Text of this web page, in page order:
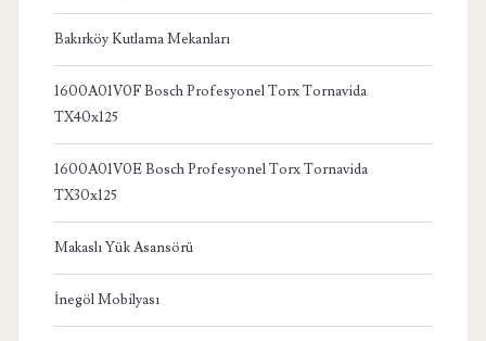
Bakırköy Kutlama Mekanları
1600A01V0F Bosch Profesyonel Torx Tornavida
TX40x125
1600A01V0E Bosch Profesyonel Torx Tornavida
TX30x125
Makaslı Yük Asansörü
İnegöl Mobilyası